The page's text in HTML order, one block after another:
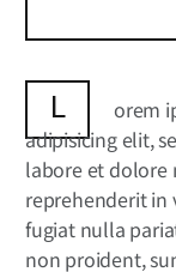
L
orem
adipisicing elit,
labore et dolore
reprehenderit in
fugiat nulla
non proident,